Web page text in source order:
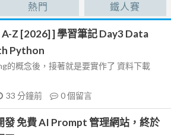
熱門 鐵人賽
Z [2026] ] 學習筆記 Day3 Data
Python
的概念後，接著就是要實作了 資料下載
33 分鐘前 0個留言
發 免費 AI Prompt 管理網站，終於